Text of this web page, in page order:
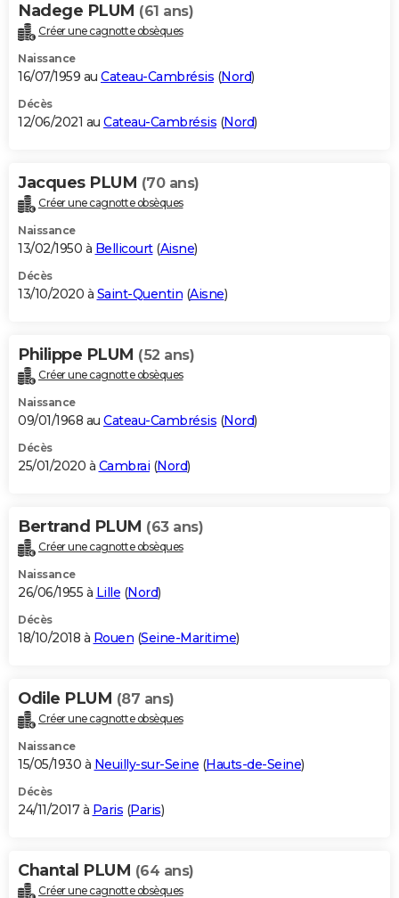
Nadege PLUM (61 ans)
Créer une cagnotte obsèques
Naissance
16/07/1959 au Cateau-Cambrésis (Nord)
Décès
12/06/2021 au Cateau-Cambrésis (Nord)
Jacques PLUM (70 ans)
Créer une cagnotte obsèques
Naissance
13/02/1950 à Bellicourt(Aisne)
Décès
13/10/2020 à Saint-Quentin (Aisne)
Philippe PLUM (52 ans)
Créer une cagnotte obsèques
Naissance
09/01/1968 au Cateau-Cambrésis (Nord)
Décès
25/01/2020 à Cambrai (Nord)
Bertrand PLUM (63 ans)
Créer une cagnotte obsèques
Naissance
26/06/1955 à Lille (Nord)
Décès
18/10/2018 à Rouen (Seine-Maritime)
Odile PLUM (87 ans)
Créer une cagnotte obsèques
Naissance
15/05/1930 à Neuilly-sur-Seine (Hauts-de-Seine)
Décès
24/11/2017 à Paris (Paris)
Chantal PLUM (64 ans)
Créer une cagnotte obsèques